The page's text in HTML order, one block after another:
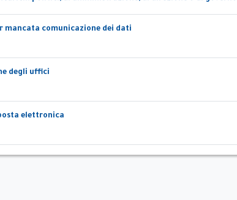
mancata comunicazione dei dati
degli uffici
elettronica